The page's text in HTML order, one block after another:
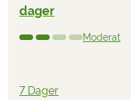
dager
Moderat
7 Dager